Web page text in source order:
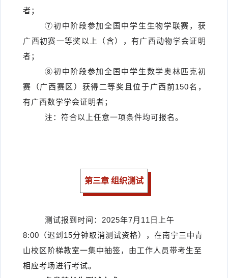
者；
⑦初中阶段参加全国中学生生物学联赛，获
广西初赛一等奖以上（含），有广西动物学会证明
者；
⑧初中阶段参加全国中学生数学奥林匹克初
赛（广西赛区）获得二等奖且位于广西前150名，
有广西数学学会证明者；
注：符合以上任意一项条件均可报名。
第三章 组织测试
测试报到时间：2025年7月11日上午
8:00（迟到15分钟取消测试资格），在南宁三中青
山校区阶梯教室一集中抽签，由工作人员带考生至
相应考场进行考试。